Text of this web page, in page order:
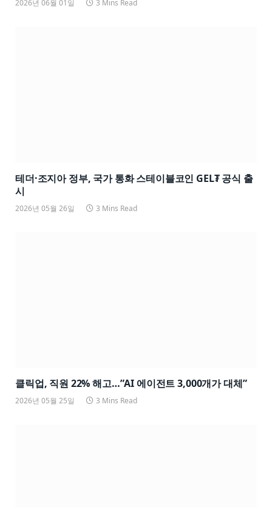
2026년 06월 01일 3 Mins Read
테더·조지아 정부, 국가 통화 스테이블코인 GEL₮ 공식 출
시
2026년 05월 26일 3 Mins Read
클릭업, 직원 22% 해고…”AI 에이전트 3,000개가 대체”
2026년 05월 25일 3 Mins Read